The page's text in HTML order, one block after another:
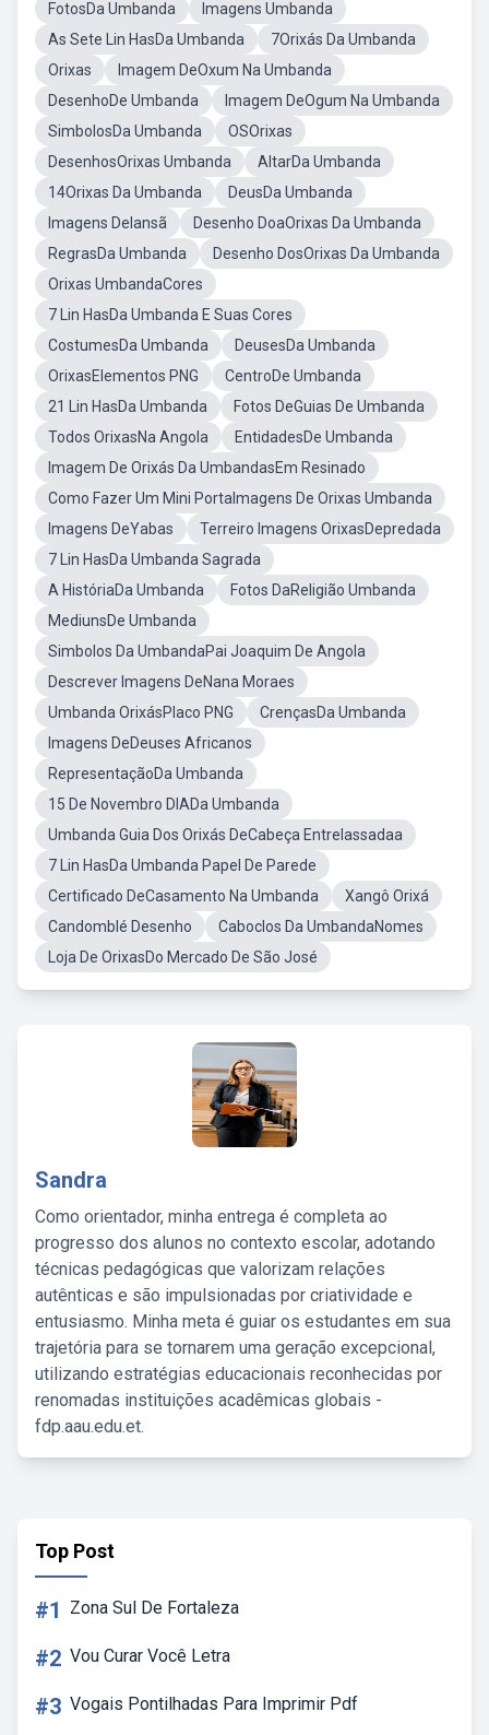
FotosDa Umbanda
Imagens Umbanda
As Sete Lin HasDa Umbanda
7Orixás Da Umbanda
Orixas
Imagem DeOxum Na Umbanda
DesenhoDe Umbanda
Imagem DeOgum Na Umbanda
SimbolosDa Umbanda
OSOrixas
DesenhosOrixas Umbanda
AltarDa Umbanda
14Orixas Da Umbanda
DeusDa Umbanda
Imagens DeIansã
Desenho DoaOrixas Da Umbanda
RegrasDa Umbanda
Desenho DosOrixas Da Umbanda
Orixas UmbandaCores
7 Lin HasDa Umbanda E Suas Cores
CostumesDa Umbanda
DeusesDa Umbanda
OrixasElementos PNG
CentroDe Umbanda
21 Lin HasDa Umbanda
Fotos DeGuias De Umbanda
Todos OrixasNa Angola
EntidadesDe Umbanda
Imagem De Orixás Da UmbandasEm Resinado
Como Fazer Um Mini PortaImagens De Orixas Umbanda
Imagens DeYabas
Terreiro Imagens OrixasDepredada
7 Lin HasDa Umbanda Sagrada
A HistóriaDa Umbanda
Fotos DaReligião Umbanda
MediunsDe Umbanda
Simbolos Da UmbandaPai Joaquim De Angola
Descrever Imagens DeNana Moraes
Umbanda OrixásPlaco PNG
CrençasDa Umbanda
Imagens DeDeuses Africanos
RepresentaçãoDa Umbanda
15 De Novembro DIADa Umbanda
Umbanda Guia Dos Orixás DeCabeça Entrelassadaa
7 Lin HasDa Umbanda Papel De Parede
Certificado DeCasamento Na Umbanda
Xangô Orixá
Candomblé Desenho
Caboclos Da UmbandaNomes
Loja De OrixasDo Mercado De São José
Sandra
Como orientador, minha entrega é completa ao
progresso dos alunos no contexto escolar, adotando
técnicas pedagógicas que valorizam relações
autênticas e são impulsionadas por criatividade e
entusiasmo. Minha meta é guiar os estudantes em sua
trajetória para se tornarem uma geração excepcional,
utilizando estratégias educacionais reconhecidas por
renomadas instituições acadêmicas globais -
fdp.aau.edu.et.
Top Post
#1 Zona Sul De Fortaleza
#2 Vou Curar Você Letra
#3 Vogais Pontilhadas Para Imprimir Pdf